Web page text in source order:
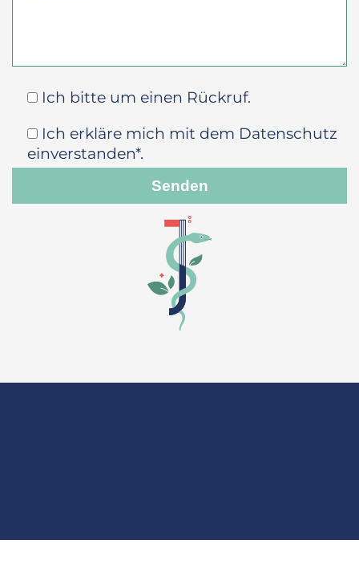
Ich bitte um einen Rückruf.
Ich erkläre mich mit dem Datenschutz
einverstanden*.